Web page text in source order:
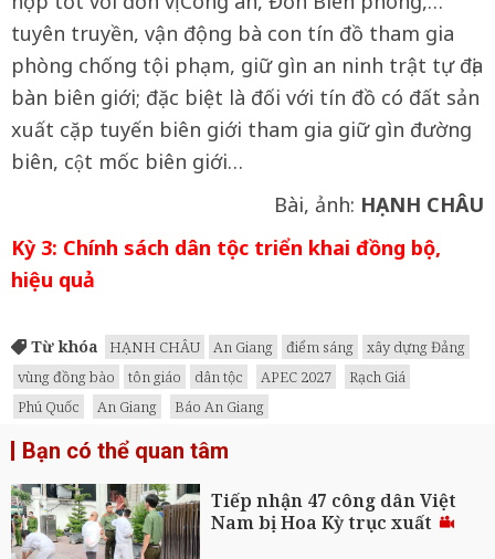
tuyên truyền, vận động bà con tín đồ tham gia
phòng chống tội phạm, giữ gìn an ninh trật tự địa
bàn biên giới; đặc biệt là đối với tín đồ có đất sản
xuất cặp tuyến biên giới tham gia giữ gìn đường
biên, cột mốc biên giới…
Bài, ảnh: HẠNH CHÂU
Kỳ 3: Chính sách dân tộc triển khai đồng bộ,
hiệu quả
Từ khóa HẠNH CHÂU An Giang điểm sáng
xây dựng Đảng
vùng đồng bào
tôn giáo dân tộc APEC 2027
Rạch Giá
Phú Quốc
An Giang Báo An Giang
Bạn có thể quan tâm
Tiếp nhận 47 công dân Việt
Nam bị Hoa Kỳ trục xuất